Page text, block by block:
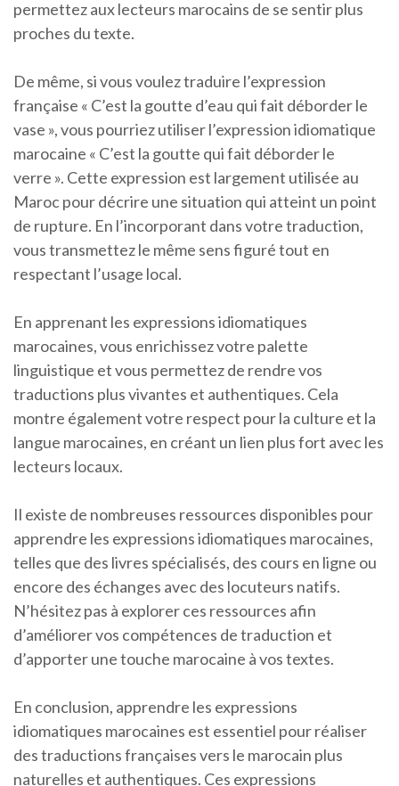
permettez aux lecteurs marocains de se sentir plus
proches du texte.
De même, si vous voulez traduire l’expression
française « C’est la goutte d’eau qui fait déborder le
vase », vous pourriez utiliser l’expression idiomatique
marocaine « C’est la goutte qui fait déborder le
verre ». Cette expression est largement utilisée au
Maroc pour décrire une situation qui atteint un point
de rupture. En l’incorporant dans votre traduction,
vous transmettez le même sens figuré tout en
respectant l’usage local.
En apprenant les expressions idiomatiques
marocaines, vous enrichissez votre palette
linguistique et vous permettez de rendre vos
traductions plus vivantes et authentiques. Cela
montre également votre respect pour la culture et la
langue marocaines, en créant un lien plus fort avec les
lecteurs locaux.
Il existe de nombreuses ressources disponibles pour
apprendre les expressions idiomatiques marocaines,
telles que des livres spécialisés, des cours en ligne ou
encore des échanges avec des locuteurs natifs.
N’hésitez pas à explorer ces ressources afin
d’améliorer vos compétences de traduction et
d’apporter une touche marocaine à vos textes.
En conclusion, apprendre les expressions
idiomatiques marocaines est essentiel pour réaliser
des traductions françaises vers le marocain plus
naturelles et authentiques. Ces expressions